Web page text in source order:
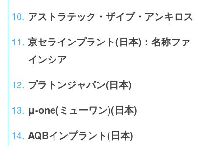
アストラテック・ザイブ・アンキロス
京セラインプラント(日本)：名称ファ
インシア
プラトンジャパン(日本)
μ-one(ミューワン)(日本)
AQBインプラント(日本)